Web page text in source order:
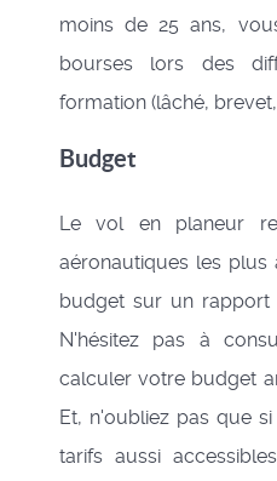
moins de 25 ans,
bourses lors des
formation (lâché,
Budget
Le vol en planeur
aéronautiques les plus
budget sur un
N'hésitez pas à
calculer votre budget
Et, n'oubliez pas que
tarifs aussi